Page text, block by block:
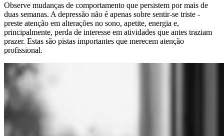
Observe mudanças de comportamento que persistem por mais de
duas semanas. A depressão não é apenas sobre sentir-se triste -
preste atenção em alterações no sono, apetite, energia e,
principalmente, perda de interesse em atividades que antes traziam
prazer. Estas são pistas importantes que merecem atenção
profissional.